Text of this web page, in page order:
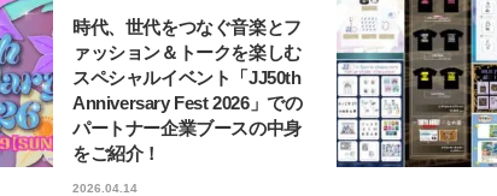
時代、世代をつなぐ音楽とフ
ァッション＆トークを楽しむ
スペシャルイベント「JJ50th
Anniversary Fest 2026」での
パートナー企業ブースの中身
をご紹介！
2026.04.14
BEAUTY